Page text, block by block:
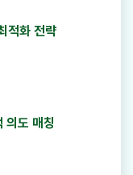
적화 전략
도 매칭